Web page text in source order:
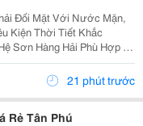
Đối Mặt Với Nước Mặn,
Kiện Thời Tiết Khắc
Sơn Hàng Hải Phù Hợp Là
Vệ Bề Mặt Và Nâng Cao
Trình. Sơn Hàng Hải Nippon Được Ứng...
21 phút trước
Rẻ Tân Phú